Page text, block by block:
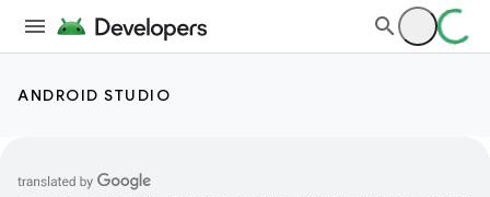
ANDROID STUDIO